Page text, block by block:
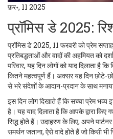
फ़र॰, 11 2025
प्रॉमिस डे 2025:
प्रॉमिस डे 2025, 11 फरवरी को प्रेम
प्रतिबद्धताओं और वादों की अहमियत को
परिवार, यह दिन लोगों को याद दिलाता है
कितने महत्वपूर्ण हैं। अक्सर यह दिन छोटे-
से भरे संदेशों के आदान-प्रदान के साथ
इस दिन लोग दिखाते हैं कि सच्चा प्रेम भव्य
है। यह याद दिलाता है कि आपके द्वारा
सिद्ध होते हैं। उदाहरण के लिए, अपने
समर्थन जताना, ऐसे वादे होते हैं जो किसी